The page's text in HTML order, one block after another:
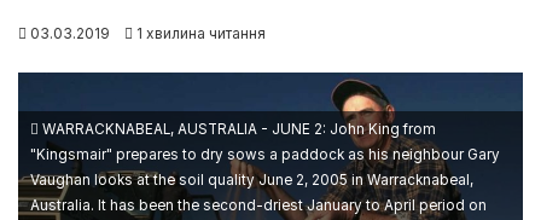
03.03.2019 1 хвилина читання
WARRACKNABEAL, AUSTRALIA - JUNE 2: John King from
"Kingsmair" prepares to dry sows a paddock as his neighbour Gary
Vaughan looks at the soil quality June 2, 2005 in Warracknabeal,
Australia. It has been the second-driest January to April period on